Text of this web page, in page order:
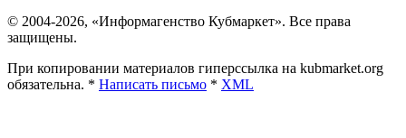
© 2004-2026, «Информагенство Кубмаркет». Все права
защищены.
При копировании материалов гиперссылка на kubmarket.org
обязательна. * Написать письмо * XML